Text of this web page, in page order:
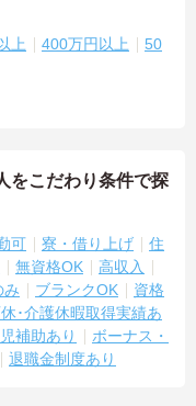
上 400万円以上
50
をこだわり条件で探
可 寮・借り上げ
住
無資格OK
高収入
み ブランクOK
資格
･介護休暇取得実績あ
補助あり
ボーナス・
退職金制度あり